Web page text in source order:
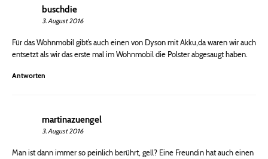
buschdie
3. August 2016
Für das Wohnmobil gibt’s auch einen von Dyson mit Akku,da waren wir auch
entsetzt als wir das erste mal im Wohnmobil die Polster abgesaugt haben.
Antworten
martinazuengel
3. August 2016
Man ist dann immer so peinlich berührt, gell? Eine Freundin hat auch einen